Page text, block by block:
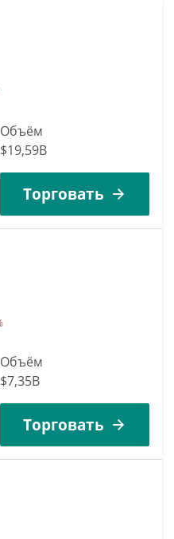
экспертов и
достичь самой высокой
Объём
$19,59B
Торговать
Объём
$7,35B
Торговать